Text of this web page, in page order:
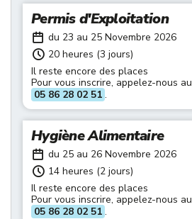
Permis d'Exploitation
du 23 au 25 Novembre 2026
20 heures (3 jours)
Il reste encore des places
Pour vous inscrire, appelez-nous au
05 86 28 02 51 .
Hygiène Alimentaire
du 25 au 26 Novembre 2026
14 heures (2 jours)
Il reste encore des places
Pour vous inscrire, appelez-nous au
05 86 28 02 51 .